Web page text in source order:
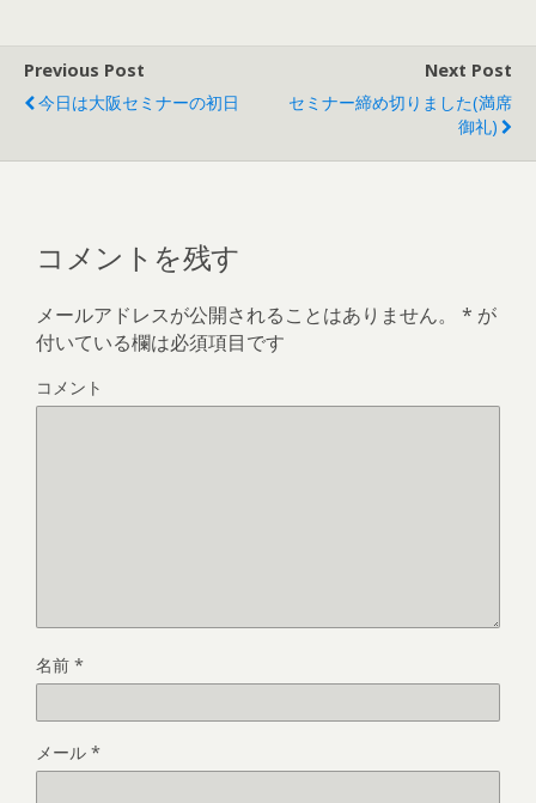
Previous Post
今日は大阪セミナーの初日
Next Post
セミナー締め切りました(満席
御礼)
コメントを残す
メールアドレスが公開されることはありません。 * が
付いている欄は必須項目です
コメント
名前 *
メール *